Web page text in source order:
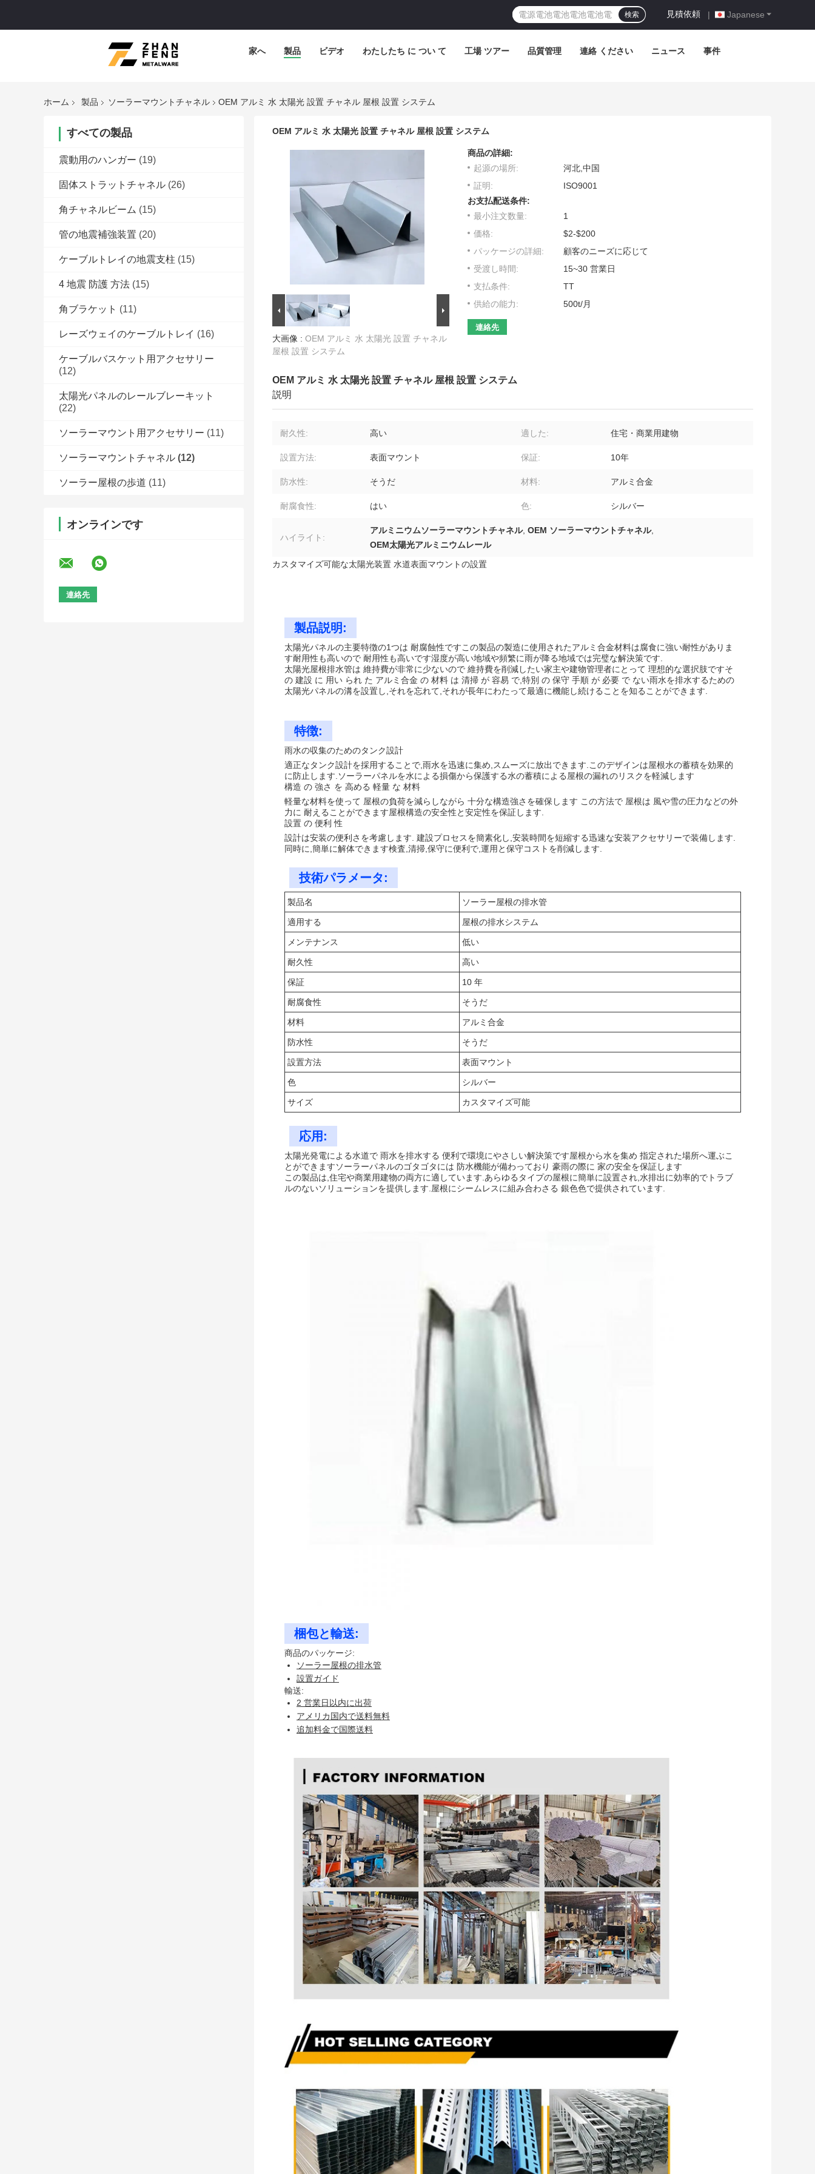
Japanese
見積依頼 |
検索
家へ 製品 ビデオ わたしたち に つい て 工場 ツアー 品質管理 連絡 ください ニュース 事件
ホーム 製品 ソーラーマウントチャネル OEM アルミ 水 太陽光 設置 チャネル 屋根 設置 システム
すべての製品
震動用のハンガー (19)
固体ストラットチャネル (26)
角チャネルビーム (15)
管の地震補強装置 (20)
ケーブルトレイの地震支柱 (15)
4 地震 防護 方法 (15)
角ブラケット (11)
レーズウェイのケーブルトレイ (16)
ケーブルバスケット用アクセサリー
(12)
太陽光パネルのレールブレーキット
(22)
ソーラーマウント用アクセサリー (11)
ソーラーマウントチャネル (12)
ソーラー屋根の歩道 (11)
オンラインです
OEM アルミ 水 太陽光 設置 チャネル 屋根 設置 システム
大画像 : OEM アルミ 水 太陽光 設置 チャネル
屋根 設置 システム
商品の詳細:
起源の場所:
河北,中国
証明:
ISO9001
お支払配送条件:
最小注文数量:
1
価格:
$2-$200
パッケージの詳細:
顧客のニーズに応じて
受渡し時間:
15~30 営業日
支払条件:
TT
供給の能力:
500t/月
連絡先
OEM アルミ 水 太陽光 設置 チャネル 屋根 設置 システム
説明
耐久性: 高い 適した: 住宅・商業用建物
設置方法: 表面マウント 保証: 10年
防水性: そうだ 材料: アルミ合金
耐腐食性: はい 色: シルバー
ハイライト:
アルミニウムソーラーマウントチャネル, OEM ソーラーマウントチャネル,
OEM太陽光アルミニウムレール
カスタマイズ可能な太陽光装置 水道表面マウントの設置
製品説明:
太陽光パネルの主要特徴の1つは 耐腐蝕性ですこの製品の製造に使用されたアルミ合金材料は腐食に強い耐性がありま
す耐用性も高いので 耐用性も高いです湿度が高い地域や頻繁に雨が降る地域では完璧な解決策です.
太陽光屋根排水管は 維持費が非常に少ないので 維持費を削減したい家主や建物管理者にとって 理想的な選択肢ですそ
の 建設 に 用い られ た アルミ合金 の 材料 は 清掃 が 容易 で,特別 の 保守 手順 が 必要 で ない雨水を排水するための
太陽光パネルの溝を設置し,それを忘れて,それが長年にわたって最適に機能し続けることを知ることができます.
特徴:
雨水の収集のためのタンク設計
適正なタンク設計を採用することで,雨水を迅速に集め,スムーズに放出できます.このデザインは屋根水の蓄積を効果的
に防止します.ソーラーパネルを水による損傷から保護する水の蓄積による屋根の漏れのリスクを軽減します
構造 の 強さ を 高める 軽量 な 材料
軽量な材料を使って 屋根の負荷を減らしながら 十分な構造強さを確保します この方法で 屋根は 風や雪の圧力などの外
力に 耐えることができます屋根構造の安全性と安定性を保証します.
設置 の 便利 性
設計は安装の便利さを考慮します. 建設プロセスを簡素化し,安装時間を短縮する迅速な安装アクセサリーで装備します.
同時に,簡単に解体できます検査,清掃,保守に便利で,運用と保守コストを削減します.
技術パラメータ:
製品名 ソーラー屋根の排水管
適用する 屋根の排水システム
メンテナンス 低い
耐久性 高い
保証 10 年
耐腐食性 そうだ
材料 アルミ合金
防水性 そうだ
設置方法 表面マウント
色 シルバー
サイズ カスタマイズ可能
応用:
太陽光発電による水道で 雨水を排水する 便利で環境にやさしい解決策です屋根から水を集め 指定された場所へ運ぶこ
とができますソーラーパネルのゴタゴタには 防水機能が備わっており 豪雨の際に 家の安全を保証します
この製品は,住宅や商業用建物の両方に適しています.あらゆるタイプの屋根に簡単に設置され,水排出に効率的でトラブ
ルのないソリューションを提供します.屋根にシームレスに組み合わさる 銀色色で提供されています.
梱包と輸送:
商品のパッケージ:
ソーラー屋根の排水管
設置ガイド
輸送:
2 営業日以内に出荷
アメリカ国内で送料無料
追加料金で国際送料